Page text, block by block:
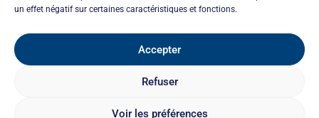
un effet négatif sur certaines caractéristiques et fonctions.
Accepter
Refuser
Voir les préférences
Appelez-moi